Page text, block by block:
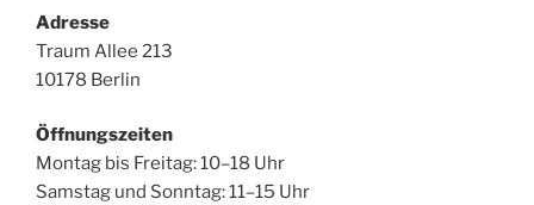
Adresse
Traum Allee 213
10178 Berlin
Öffnungszeiten
Montag bis Freitag: 10–18 Uhr
Samstag und Sonntag: 11–15 Uhr